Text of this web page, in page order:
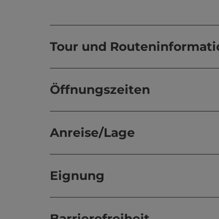
Tour und
Öffnungszeiten
Anreise/Lage
Eignung